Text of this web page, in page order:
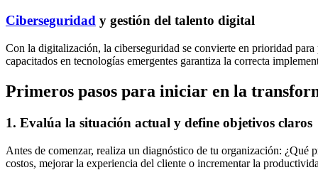
Ciberseguridad y gestión del talento digital
Con la digitalización, la ciberseguridad se convierte en prioridad
capacitados en tecnologías emergentes garantiza la correcta
Primeros pasos para iniciar en la
1. Evalúa la situación actual y define objetivos claros
Antes de comenzar, realiza un diagnóstico de tu organización: ¿Qué
costos, mejorar la experiencia del cliente o incrementar la